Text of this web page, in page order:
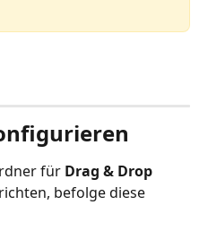
für Drag & Drop
befolge diese